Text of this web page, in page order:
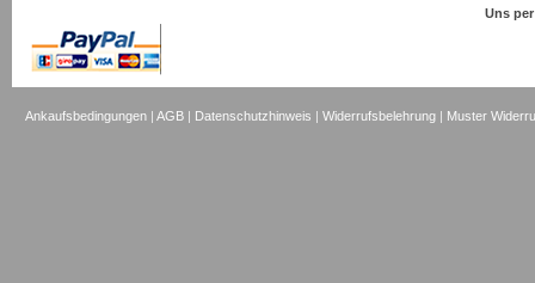
Uns
Ankaufsbedingungen |AGB | Datenschutzhinweis |Widerrufsbelehrung | Muster